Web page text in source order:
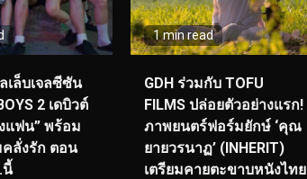
เล็บเจลซีซัน
2 เดบิวต์
แฟน” พร้อม
คลั่งรัก ตอน
นี้
1 min read
GDH ร่วมกับ TOFU
FILMS ปล่อยตัวอย่างแรก!
ภาพยนตร์ฟอร์มยักษ์ ‘คุณ
ยายวรนาฏ’ (INHERIT)
เตรียมคายตะขาบหนังไทย